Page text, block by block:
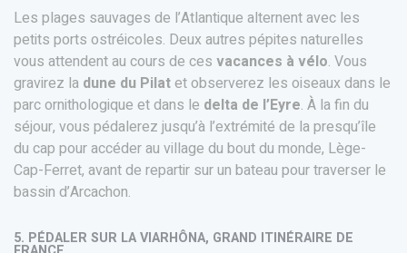
Les plages sauvages de l’Atlantique alternent avec les
petits ports ostréicoles. Deux autres pépites naturelles
vous attendent au cours de ces vacances à vélo. Vous
gravirez la dune du Pilatet observerez les oiseaux dans le
parc ornithologique et dans le delta de l’Eyre. À la fin du
séjour, vous pédalerez jusqu’à l’extrémité de la presqu’île
du cap pour accéder au village du bout du monde, Lège-
Cap-Ferret, avant de repartir sur un bateau pour traverser le
bassin d’Arcachon.
5. PÉDALER SUR LA VIARHÔNA, GRAND ITINÉRAIRE DE